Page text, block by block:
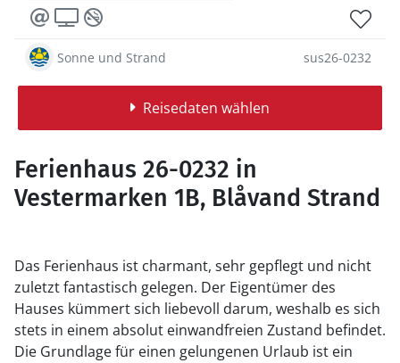
Sonne und Strand sus26-0232
Reisedaten wählen
Ferienhaus 26-0232 in
Vestermarken 1B, Blåvand Strand
Das Ferienhaus ist charmant, sehr gepflegt und nicht
zuletzt fantastisch gelegen. Der Eigentümer des
Hauses kümmert sich liebevoll darum, weshalb es sich
stets in einem absolut einwandfreien Zustand befindet.
Die Grundlage für einen gelungenen Urlaub ist ein